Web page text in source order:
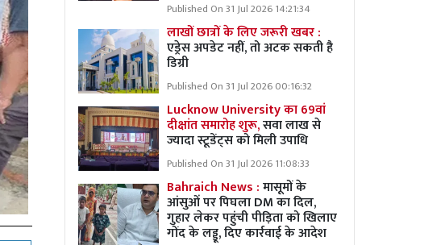
Published On 31 Jul 2026 14:21:34
लाखों छात्रों के लिए जरूरी खबर :
एड्रेस अपडेट नहीं, तो अटक सकती है
डिग्री
Published On 31 Jul 2026 00:16:32
Lucknow University का 69वां
दीक्षांत समारोह शुरू,सवा लाख से
ज्यादा स्टूडेंट्स को मिली उपाधि
Published On 31 Jul 2026 11:08:33
Bahraich News :मासूमों के
आंसुओं पर पिघला DM का दिल,
गुहार लेकर पहुंची पीड़िता को खिलाए
गोंद के लड्डू, दिए कार्रवाई के आदेश